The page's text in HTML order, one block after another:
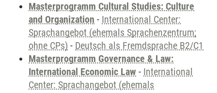
Masterprogramm Cultural Studies: Culture
and Organization - International Center:
Sprachangebot (ehemals Sprachenzentrum;
ohne CPs) - Deutsch als Fremdsprache B2/C1
Masterprogramm Governance & Law:
International Economic Law - International
Center: Sprachangebot (ehemals